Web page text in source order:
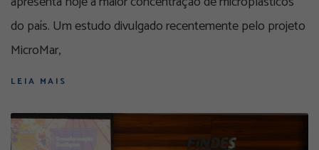
do país. Um estudo divulgado recentemente pelo projeto
MicroMar,
LEIA MAIS